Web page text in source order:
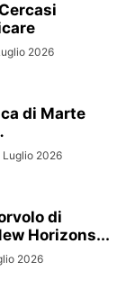
2026
di Marte
Luglio 2026
di
Horizons...
2026